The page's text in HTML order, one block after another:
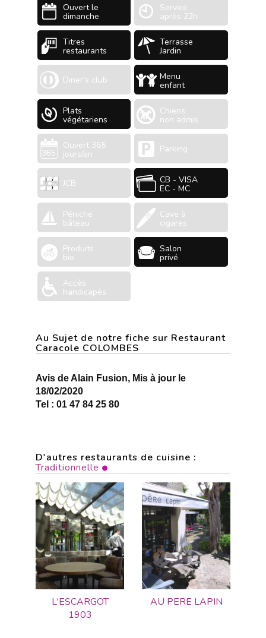
Ouvert le
dimanche
Service
après 22h
Titres
restaurants
Terrasse
Jardin
Diner's club Menu
enfant
Plats
végétariens
Chiens
non admis
Ouvert 365
jours/an Parking
JCB CB - VISA
EC - MC
Péniche
bâteau
Cave à
cigares
Produits
bio
Salon
privé
Accès
handicapés
Au Sujet de notre fiche sur Restaurant
Caracole COLOMBES
Avis de Alain Fusion, Mis à jour le
18/02/2020
Tel : 01 47 84 25 80
D'autres restaurants de cuisine :
Traditionnelle
L'ESCARGOT
1903
AU PERE LAPIN